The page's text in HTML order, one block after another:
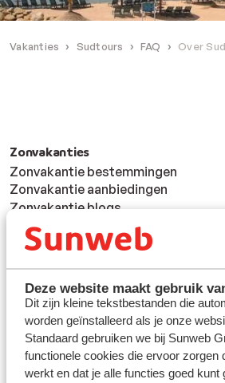
Deze website maakt gebruik
Dit zijn kleine tekstbestanden die
worden geïnstalleerd als je onze
Standaard gebruiken we bij Sunweb
functionele cookies die ervoor zorgen
werkt en dat je alle functies goed kunt
Vakanties Sudtours FAQ Over
Zonvakanties
Zonvakantie bestemmingen
Zonvakantie aanbiedingen
Zonvakantie blogs
Zonvakantie nieuwsbrief
Wintersport
Wintersport bestemmingen
Wintersport aanbiedingen
Wintersport blogs
Wintersportvakantie nieuwsbrief